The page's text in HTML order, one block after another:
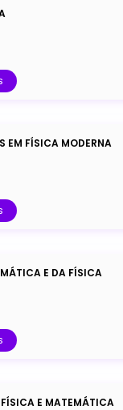
EM FÍSICA MODERNA
E DA FÍSICA
E MATEMÁTICA